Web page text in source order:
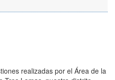
realizadas por el Área de la